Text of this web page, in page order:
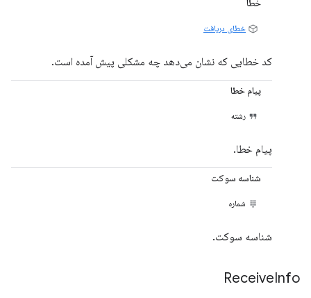
خطا
خطای دریافت
کد خطایی که نشان می‌دهد چه مشکلی پیش آمده است.
پیام خطا
رشته
پیام خطا.
شناسه سوکت
شماره
شناسه سوکت.
ReceiveInfo